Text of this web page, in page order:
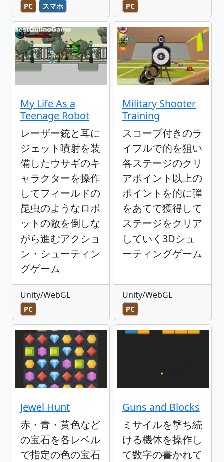
PC スマホ PC
My Life As a
Teenage Robot
レーザー銃と耳に
ジェット噴射を装
備したウサギのキ
ャラクターを操作
してフィールドの
昆虫のようなロボ
ットの敵を倒しな
がら進むアクショ
ン・シューティン
グゲーム
Unity/WebGL
PC
Military Shooter
Training
スコープ付きのラ
イフルで的を狙い
各ステージのクリ
アポイント以上の
ポイントを的に弾
をあてて獲得して
ステージをクリア
していく3Dシュ
ーティングゲーム
Unity/WebGL
PC
Jewel Hunt
赤・青・黄色など
の宝石を各レベル
で指定の色の宝石
Guns and Blocks
ミサイルを撃ち続
ける機体を操作し
て数字の書かれて